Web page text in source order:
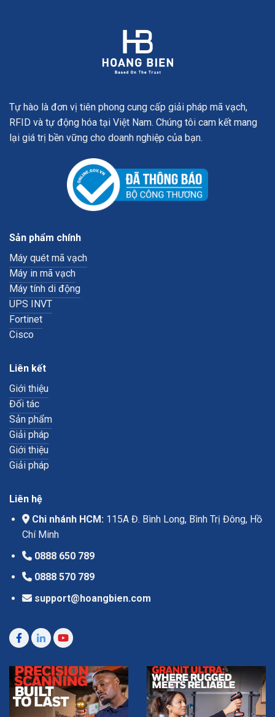
Tự hào là đơn vị tiên phong cung cấp giải pháp mã vạch,
RFID và tự động hóa tại Việt Nam. Chúng tôi cam kết mang
lại giá trị bền vững cho doanh nghiệp của bạn.
Sản phẩm chính
Máy quét mã vạch
Máy in mã vạch
Máy tính di động
UPS INVT
Fortinet
Cisco
Liên kết
Giới thiệu
Đối tác
Sản phẩm
Giải pháp
Giới thiệu
Giải pháp
Liên hệ
Chi nhánh HCM:115A Đ. Bình Long, Bình Trị Đông, Hồ
Chí Minh
0888 650 789
0888 570 789
support@hoangbien.com